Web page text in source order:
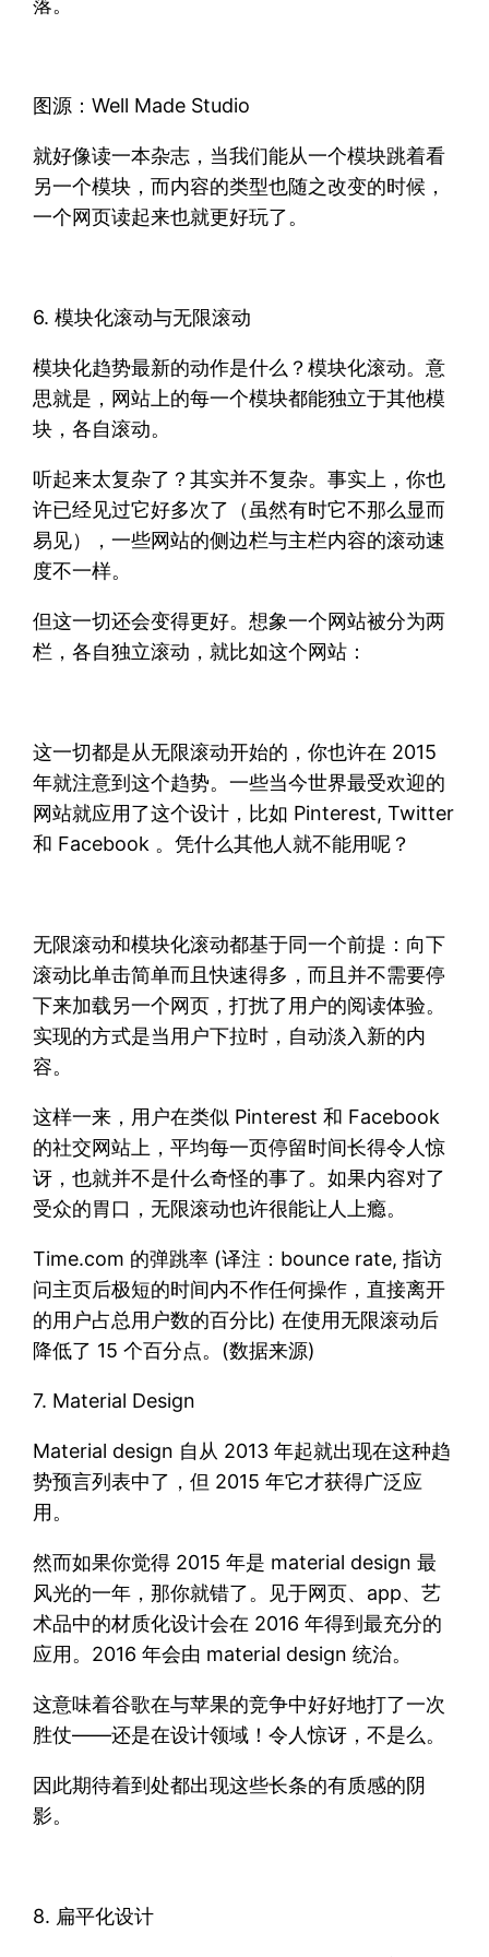
落。
图源：Well Made Studio
就好像读一本杂志，当我们能从一个模块跳着看
另一个模块，而内容的类型也随之改变的时候，
一个网页读起来也就更好玩了。
6. 模块化滚动与无限滚动
模块化趋势最新的动作是什么？模块化滚动。意
思就是，网站上的每一个模块都能独立于其他模
块，各自滚动。
听起来太复杂了？其实并不复杂。事实上，你也
许已经见过它好多次了（虽然有时它不那么显而
易见），一些网站的侧边栏与主栏内容的滚动速
度不一样。
但这一切还会变得更好。想象一个网站被分为两
栏，各自独立滚动，就比如这个网站：
这一切都是从无限滚动开始的，你也许在 2015
年就注意到这个趋势。一些当今世界最受欢迎的
网站就应用了这个设计，比如 Pinterest, Twitter
和 Facebook 。凭什么其他人就不能用呢？
无限滚动和模块化滚动都基于同一个前提：向下
滚动比单击简单而且快速得多，而且并不需要停
下来加载另一个网页，打扰了用户的阅读体验。
实现的方式是当用户下拉时，自动淡入新的内
容。
这样一来，用户在类似 Pinterest 和 Facebook
的社交网站上，平均每一页停留时间长得令人惊
讶，也就并不是什么奇怪的事了。如果内容对了
受众的胃口，无限滚动也许很能让人上瘾。
Time.com 的弹跳率 (译注：bounce rate, 指访
问主页后极短的时间内不作任何操作，直接离开
的用户占总用户数的百分比) 在使用无限滚动后
降低了 15 个百分点。(数据来源)
7. Material Design
Material design 自从 2013 年起就出现在这种趋
势预言列表中了，但 2015 年它才获得广泛应
用。
然而如果你觉得 2015 年是 material design 最
风光的一年，那你就错了。见于网页、app、艺
术品中的材质化设计会在 2016 年得到最充分的
应用。2016 年会由 material design 统治。
这意味着谷歌在与苹果的竞争中好好地打了一次
胜仗——还是在设计领域！令人惊讶，不是么。
因此期待着到处都出现这些长条的有质感的阴
影。
8. 扁平化设计